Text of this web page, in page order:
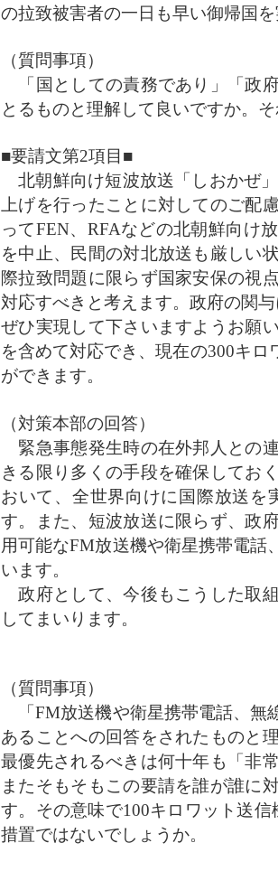
の拉致被害者の一日も早い御帰国
（質問事項）
「国としての責務であり」「政
とるものと理解して良いですか。
■要請文第2項目■
北朝鮮向け短波放送「しおかぜ
上げを行ったことに対してのご配
ってFEN、RFAなどの北朝鮮向け
を中止、民間の対北放送も厳しい
際拉致問題に限らず国家安保の視
対応すべきと考えます。政府の関
ぜひ実現して下さいますようお願
を含めて対応でき、現在の300キ
ができます。
（対策本部の回答）
緊急事態発生時の在外邦人との
きる限り多くの手段を確保してお
おいて、全世界向けに国際放送を
す。また、短波放送に限らず、政
用可能なFM放送機や衛星携帯電話
います。
政府として、今後もこうした取
してまいります。
（質問事項）
「FM放送機や衛星携帯電話、無
あることへの回答をされたものと
最優先されるべきは何十年も「非
またそもそもこの要請を誰が誰に
す。その意味で100キロワット送
措置ではないでしょうか。